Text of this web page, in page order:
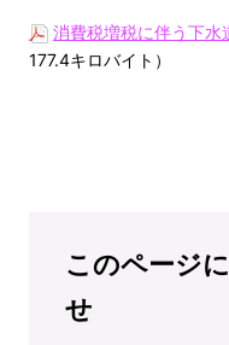
消費税増税に伴う下水
177.4キロバイト）
このページ
せ